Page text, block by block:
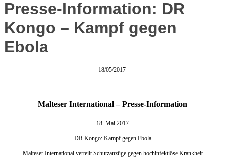
Presse-Information: DR
Kongo – Kampf gegen
Ebola
18/05/2017
Malteser International – Presse-Information
18. Mai 2017
DR Kongo: Kampf gegen Ebola
Malteser International verteilt Schutzanzüge gegen hochinfektiöse Krankheit